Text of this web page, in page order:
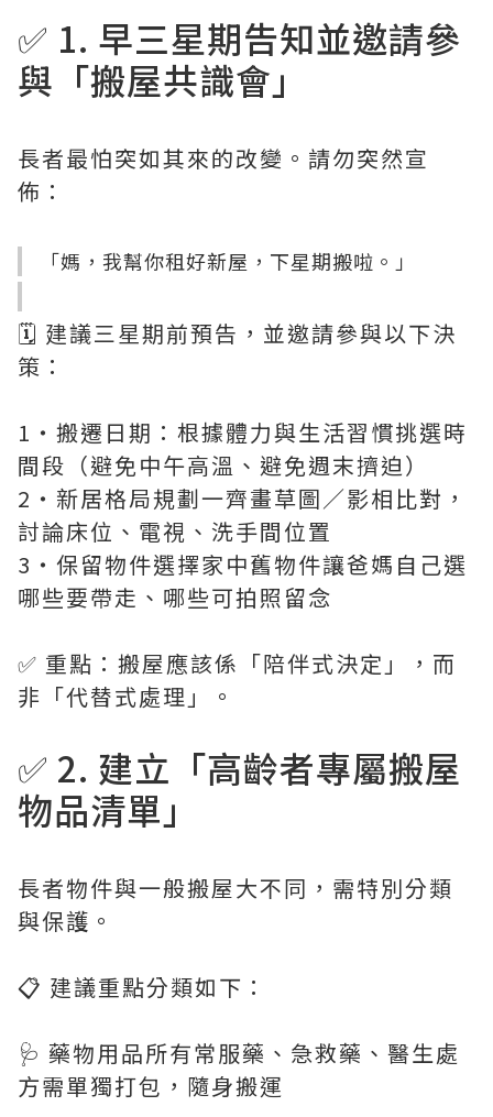
✅ 1. 早三星期告知並邀請參
與「搬屋共識會」
長者最怕突如其來的改變。請勿突然宣
佈：
「媽，我幫你租好新屋，下星期搬啦。」
🗓️ 建議三星期前預告，並邀請參與以下決
策：
1・搬遷日期：根據體力與生活習慣挑選時
間段（避免中午高溫、避免週末擠迫）
2・新居格局規劃一齊畫草圖／影相比對，
討論床位、電視、洗手間位置
3・保留物件選擇家中舊物件讓爸媽自己選
哪些要帶走、哪些可拍照留念
✅ 重點：搬屋應該係「陪伴式決定」，而
非「代替式處理」。
✅ 2. 建立「高齡者專屬搬屋
物品清單」
長者物件與一般搬屋大不同，需特別分類
與保護。
📋 建議重點分類如下：
🩺 藥物用品所有常服藥、急救藥、醫生處
方需單獨打包，隨身搬運